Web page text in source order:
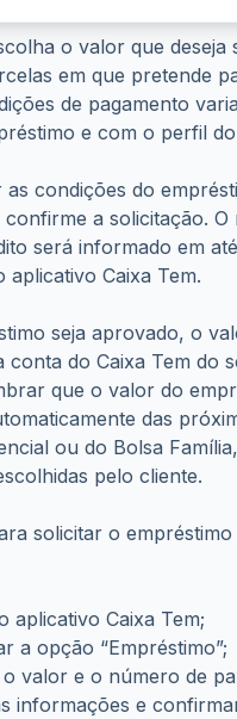
o valor que deseja
em que pretende
de pagamento
e com o perfil
condições do
a solicitação. O
será informado em
aplicativo Caixa Tem.
seja aprovado, o
conta do Caixa Tem do
que o valor do
das
ou do Bolsa
pelo cliente.
solicitar o empréstimo
aplicativo Caixa Tem;
a opção “Empréstimo”;
valor e o número de
informações e